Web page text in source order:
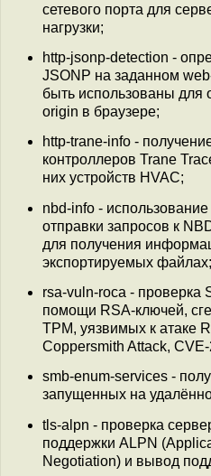
сетевого порта для
нагрузки;
http-jsonp-detection -
JSONP на заданном
быть использованы для
origin в браузере;
http-trane-info -
контроллеров Trane
них устройств HVAC;
nbd-info -
отправки запросов к
для получения
экспортируемых файлах;
rsa-vuln-roca - проверка
помощи RSA-ключей,
TPM, уязвимых к атаке
Coppersmith Attack,
smb-enum-services -
запущенных на
tls-alpn - проверка
поддержки ALPN
Negotiation) и вывод